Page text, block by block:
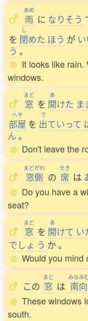
あめ
雨 に なりそう
を
し
閉めた ほう が
う 。
It looks like rain.
windows.
まど
窓 を
あ
開けた ま
へや
部屋 を
で
出ていって
ん。
Don't leave the
まどがわ
窓側 の
せき
席 は
Do you have a
seat?
まど
窓 を
あ
開けて い
でしょ う か。
Would you mind
この
まど
窓 は
みなみ
南向
These windows
south.